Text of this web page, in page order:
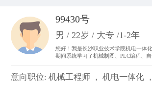
99430号
男 / 22岁 / 大专 /1-2年
您好！我是长沙职业技术学院机电一体
期间系统学习了机械制图、PLC编程、
验。我善于团队协作，动手能力强，对
意向职位: 机械工程师 ， 机电一体化 ，